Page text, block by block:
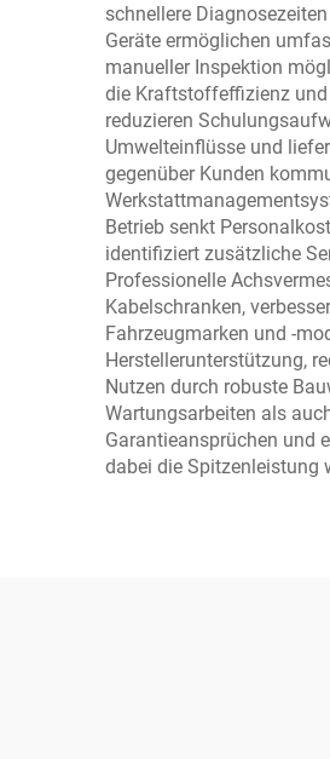
schnellere
Geräte ermöglichen
manueller Inspektion
die Kraftstoffeffizienz und
reduzieren
Umwelteinflüsse und
gegenüber Kunden
Betrieb senkt
identifiziert zusätzliche
Professionelle
Kabelschranken,
Fahrzeugmarken und -
Herstellerunterstützung,
Nutzen durch robuste
Wartungsarbeiten als
Garantieansprüchen und
dabei die Spitzenleistung